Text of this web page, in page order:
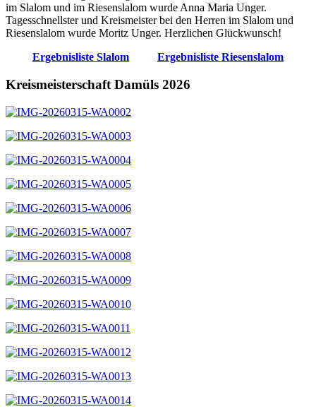
im Slalom und im Riesenslalom wurde Anna Maria Unger.
Tagesschnellster und Kreismeister bei den Herren im Slalom und
Riesenslalom wurde Moritz Unger. Herzlichen Glückwunsch!
Ergebnisliste Slalom
Ergebnisliste Riesenslalom
Kreismeisterschaft Damüls 2026